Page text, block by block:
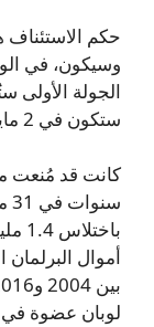
حكم
وسيكون، في
ستكون في 2 مايو.
كانت قد مُنعت
أموال
لوبان عضوة في